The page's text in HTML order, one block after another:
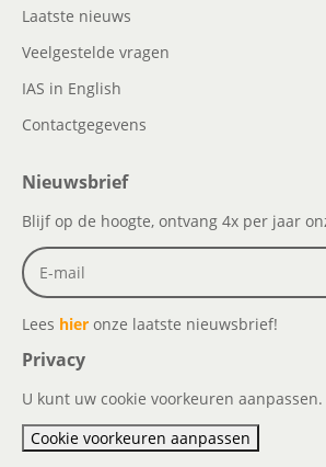
Laatste nieuws
Veelgestelde vragen
IAS in English
Contactgegevens
Nieuwsbrief
Blijf op de hoogte, ontvang 4x per jaar
Lees hier onze laatste nieuwsbrief!
Privacy
U kunt uw cookie voorkeuren aanpassen.
Cookie voorkeuren aanpassen